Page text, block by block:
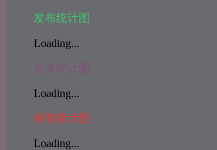
发布统计图
Loading...
分类统计图
Loading...
标签统计图
Loading...